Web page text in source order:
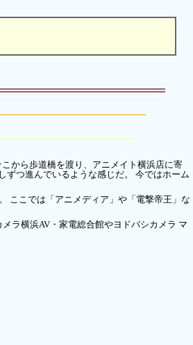
から歩道橋を渡り、アニメイト横浜店に寄
ずつ進んでいるような感じだ。 今ではホーム
ここでは「アニメディア」や「電撃帝王」な
ラ横浜AV・家電総合館やヨドバシカメラ マ